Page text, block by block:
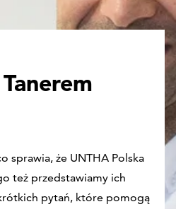
sprawia, że UNTHA Polska
też przedstawiamy ich
pytań, które pomogą